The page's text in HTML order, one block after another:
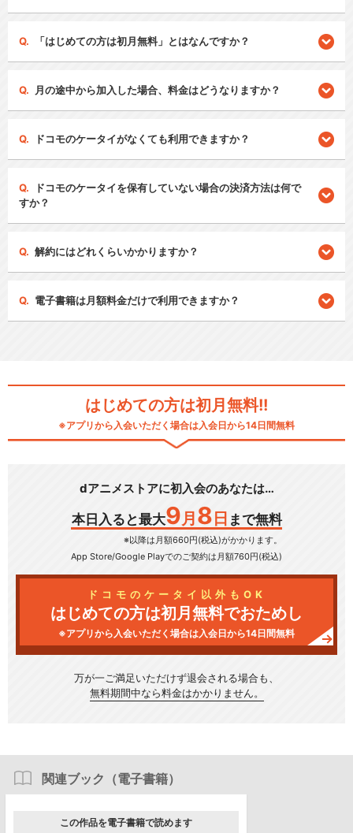
「はじめての方は初月無料」とはなんですか？
月の途中から加入した場合、料金はどうなりますか？
ドコモのケータイがなくても利用できますか？
ドコモのケータイを保有していない場合の決済方法は何で
すか？
解約にはどれくらいかかりますか？
電子書籍は月額料金だけで利用できますか？
はじめての方は初月無料!!
※アプリから入会いただく場合は入会日から14日間無料
dアニメストアに初入会のあなたは…
本日入ると最大9 月 8 日 まで無料
※以降は月額660円(税込)がかかります。
App Store/Google Playでのご契約は月額760円(税込)
ドコモのケータイ以外もOK
はじめての方は初月無料でおためし
※アプリから入会いただく場合は入会日から14日間無料
万が一ご満足いただけず退会される場合も、
無料期間中なら料金はかかりません。
関連ブック（電子書籍）
この作品を電子書籍で読めます